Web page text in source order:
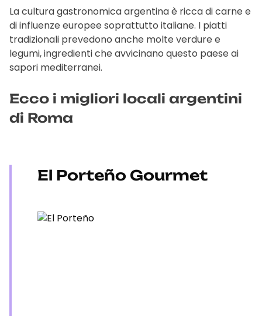
La cultura gastronomica argentina è ricca di carne e
di influenze europee soprattutto italiane. I piatti
tradizionali prevedono anche molte verdure e
legumi, ingredienti che avvicinano questo paese ai
sapori mediterranei.
Ecco i migliori locali argentini
di Roma
El Porteño Gourmet